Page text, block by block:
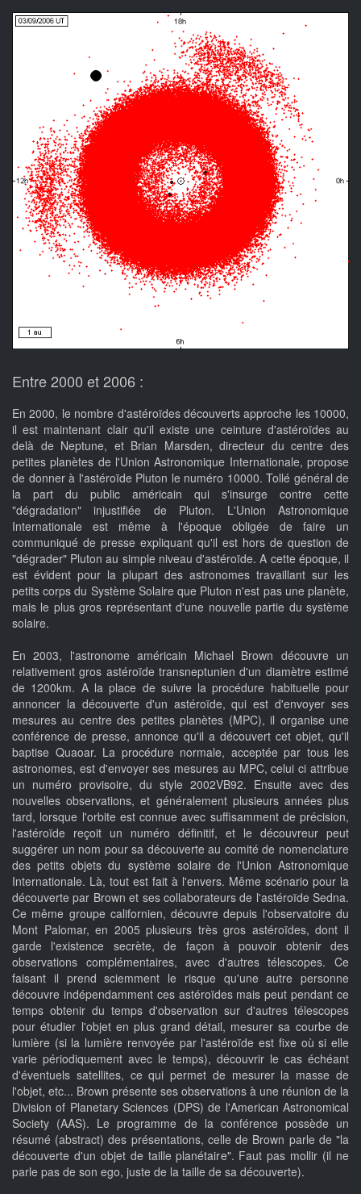
Entre 2000 et 2006 :
En 2000, le nombre d'astéroïdes découverts approche les 10000,
il est maintenant clair qu'il existe une ceinture d'astéroïdes au
delà de Neptune, et Brian Marsden, directeur du centre des
petites planètes de l'Union Astronomique Internationale, propose
de donner à l'astéroïde Pluton le numéro 10000. Tollé général de
la part du public américain qui s'insurge contre cette
"dégradation" injustifiée de Pluton. L'Union Astronomique
Internationale est même à l'époque obligée de faire un
communiqué de presse expliquant qu'il est hors de question de
"dégrader" Pluton au simple niveau d'astéroïde. A cette époque, il
est évident pour la plupart des astronomes travaillant sur les
petits corps du Système Solaire que Pluton n'est pas une planète,
mais le plus gros représentant d'une nouvelle partie du système
solaire.
En 2003, l'astronome américain Michael Brown découvre un
relativement gros astéroïde transneptunien d'un diamètre estimé
de 1200km. A la place de suivre la procédure habituelle pour
annoncer la découverte d'un astéroïde, qui est d'envoyer ses
mesures au centre des petites planètes (MPC), il organise une
conférence de presse, annonce qu'il a découvert cet objet, qu'il
baptise Quaoar. La procédure normale, acceptée par tous les
astronomes, est d'envoyer ses mesures au MPC, celui ci attribue
un numéro provisoire, du style 2002VB92. Ensuite avec des
nouvelles observations, et généralement plusieurs années plus
tard, lorsque l'orbite est connue avec suffisamment de précision,
l'astéroïde reçoit un numéro définitif, et le découvreur peut
suggérer un nom pour sa découverte au comité de nomenclature
des petits objets du système solaire de l'Union Astronomique
Internationale. Là, tout est fait à l'envers. Même scénario pour la
découverte par Brown et ses collaborateurs de l'astéroïde Sedna.
Ce même groupe californien, découvre depuis l'observatoire du
Mont Palomar, en 2005 plusieurs très gros astéroïdes, dont il
garde l'existence secrète, de façon à pouvoir obtenir des
observations complémentaires, avec d'autres télescopes. Ce
faisant il prend sciemment le risque qu'une autre personne
découvre indépendamment ces astéroïdes mais peut pendant ce
temps obtenir du temps d'observation sur d'autres télescopes
pour étudier l'objet en plus grand détail, mesurer sa courbe de
lumière (si la lumière renvoyée par l'astéroïde est fixe où si elle
varie périodiquement avec le temps), découvrir le cas échéant
d'éventuels satellites, ce qui permet de mesurer la masse de
l'objet, etc... Brown présente ses observations à une réunion de la
Division of Planetary Sciences (DPS) de l'American Astronomical
Society (AAS). Le programme de la conférence possède un
résumé (abstract) des présentations, celle de Brown parle de "la
découverte d'un objet de taille planétaire". Faut pas mollir (il ne
parle pas de son ego, juste de la taille de sa découverte).